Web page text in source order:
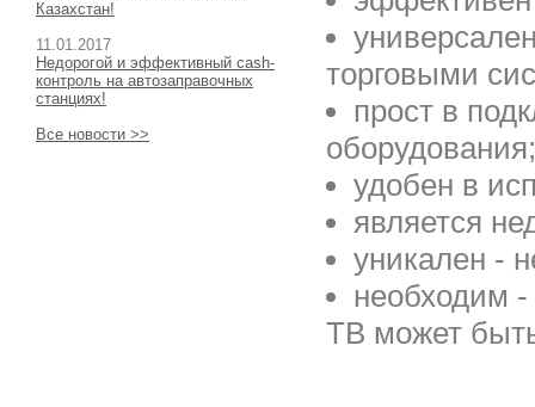
Казахстан!
11.01.2017
Недорогой и эффективный cash-
контроль на автозаправочных
станциях!
Все новости >>
торговыми
прост в
оборудования;
удобен в
является
уникален -
необходим
ТВ может